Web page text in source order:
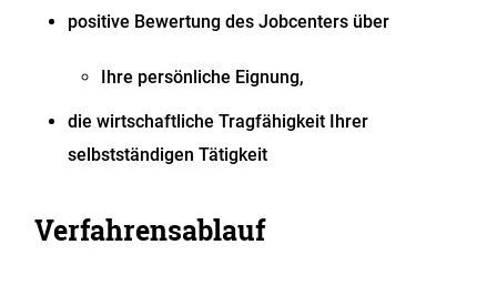
positive Bewertung des Jobcenters über
Ihre persönliche Eignung,
die wirtschaftliche Tragfähigkeit Ihrer
selbstständigen Tätigkeit
Verfahrensablauf